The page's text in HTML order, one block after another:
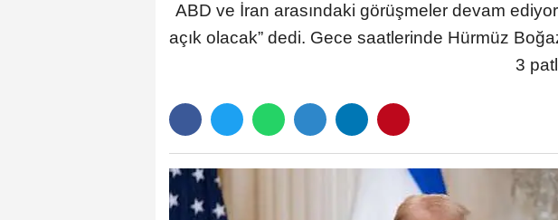
ABD ve İran arasındaki görüşmeler devam
açık olacak” dedi. Gece saatlerinde Hürmüz
3